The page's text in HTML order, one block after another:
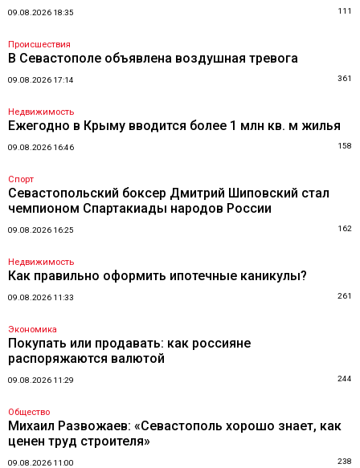
09.08.2026 18:35 111
Происшествия
В Севастополе объявлена воздушная тревога
09.08.2026 17:14 361
Недвижимость
Ежегодно в Крыму вводится более 1 млн кв. м жилья
09.08.2026 16:46 158
Спорт
Севастопольский боксер Дмитрий Шиповский стал
чемпионом Спартакиады народов России
09.08.2026 16:25 162
Недвижимость
Как правильно оформить ипотечные каникулы?
09.08.2026 11:33 261
Экономика
Покупать или продавать: как россияне
распоряжаются валютой
09.08.2026 11:29 244
Общество
Михаил Развожаев: «Севастополь хорошо знает, как
ценен труд строителя»
09.08.2026 11:00 238